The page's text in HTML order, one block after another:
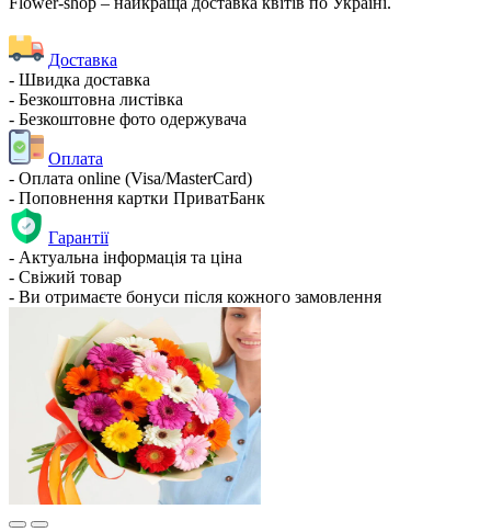
Доставка
- Швидка доставка
- Безкоштовна листівка
- Безкоштовне фото одержувача
Оплата
- Оплата online (Visa/MasterCard)
- Поповнення картки ПриватБанк
Гарантії
- Актуальна інформація та ціна
- Свіжий товар
- Ви отримаєте бонуси після кожного замовлення